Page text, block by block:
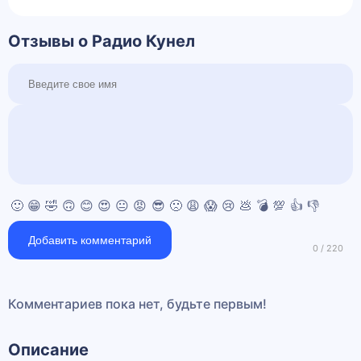
Отзывы о Радио Кунел
🙂 😁 🤣 🙃 😊 😍 😐 😡 😎 🙁 😩 😱 😢 💩 💣 💯 👍 👎
Добавить комментарий
Комментариев пока нет, будьте первым!
Описание